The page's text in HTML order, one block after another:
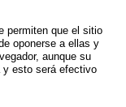
DE
permiten que el sitio
oponerse a ellas y
aunque su
y esto será efectivo